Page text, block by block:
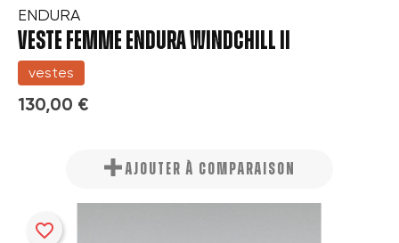
ENDURA
VESTE FEMME ENDURA WINDCHILL II
vestes
130,00 €
AJOUTER À COMPARAISON
favorite_border